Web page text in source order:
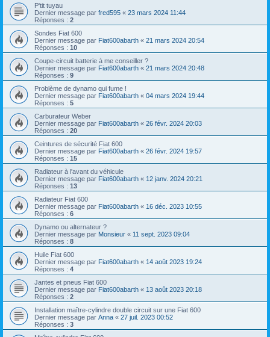
P'tit tuyau
Dernier message par fred595 « 23 mars 2024 11:44
Réponses : 2
Sondes Fiat 600
Dernier message par Fiat600abarth « 21 mars 2024 20:54
Réponses : 10
Coupe-circuit batterie à me conseiller ?
Dernier message par Fiat600abarth « 21 mars 2024 20:48
Réponses : 9
Problème de dynamo qui fume !
Dernier message par Fiat600abarth « 04 mars 2024 19:44
Réponses : 5
Carburateur Weber
Dernier message par Fiat600abarth « 26 févr. 2024 20:03
Réponses : 20
Ceintures de sécurité Fiat 600
Dernier message par Fiat600abarth « 26 févr. 2024 19:57
Réponses : 15
Radiateur à l'avant du véhicule
Dernier message par Fiat600abarth « 12 janv. 2024 20:21
Réponses : 13
Radiateur Fiat 600
Dernier message par Fiat600abarth « 16 déc. 2023 10:55
Réponses : 6
Dynamo ou alternateur ?
Dernier message par Monsieur « 11 sept. 2023 09:04
Réponses : 8
Huile Fiat 600
Dernier message par Fiat600abarth « 14 août 2023 19:24
Réponses : 4
Jantes et pneus Fiat 600
Dernier message par Fiat600abarth « 13 août 2023 20:18
Réponses : 2
Installation maître-cylindre double circuit sur une Fiat 600
Dernier message par Anna « 27 juil. 2023 00:52
Réponses : 3